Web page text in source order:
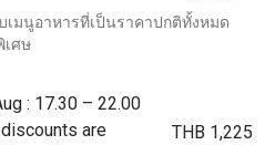
มนูอาหารที่เป็นราคาปกติทั้งหมด
เศษ
: 17.30 – 22.00
are
THB 1,225